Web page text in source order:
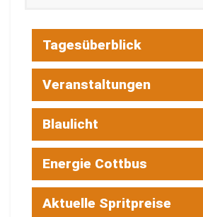
Tagesüberblick
Veranstaltungen
Blaulicht
Energie Cottbus
Aktuelle Spritpreise